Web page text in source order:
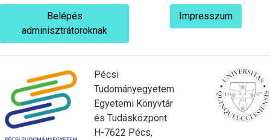
Belépés
adminisztrátoroknak
Impresszum
Pécsi
Tudományegyetem
Egyetemi Könyvtár
és Tudásközpont
H-7622 Pécs,